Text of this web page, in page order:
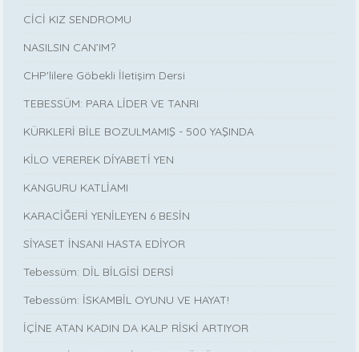
CİCİ KIZ SENDROMU
NASILSIN CAN’IM?
CHP'lilere Göbekli İletişim Dersi
TEBESSÜM: PARA LİDER VE TANRI
KÜRKLERİ BİLE BOZULMAMIŞ - 500 YAŞINDA
KİLO VEREREK DİYABETİ YEN
KANGURU KATLİAMI
KARACİĞERİ YENİLEYEN 6 BESİN
SİYASET İNSANI HASTA EDİYOR
Tebessüm: DİL BİLGİSİ DERSİ
Tebessüm: İSKAMBİL OYUNU VE HAYAT!
İÇİNE ATAN KADIN DA KALP RİSKİ ARTIYOR